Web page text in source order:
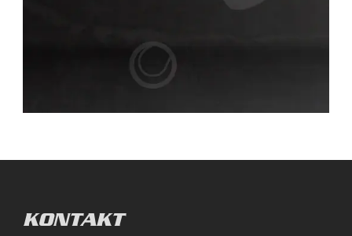
KONTAKT